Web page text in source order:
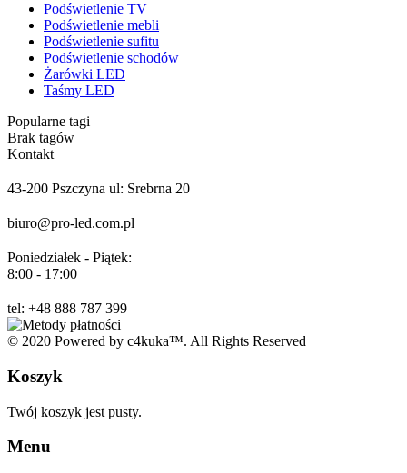
Podświetlenie TV
Podświetlenie mebli
Podświetlenie sufitu
Podświetlenie schodów
Żarówki LED
Taśmy LED
Popularne tagi
Brak tagów
Kontakt
43-200 Pszczyna ul: Srebrna 20
biuro@pro-led.com.pl
Poniedziałek - Piątek:
8:00 - 17:00
tel: +48 888 787 399
© 2020 Powered by c4kuka™. All Rights Reserved
Koszyk
Twój koszyk jest pusty.
Menu